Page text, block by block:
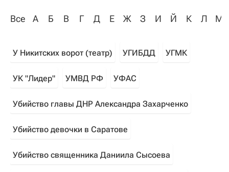
Все А Б В Г Д Е Ж З И Й К Л М
У Никитских ворот (театр) УГИБДД УГМК
УК "Лидер" УМВД РФ УФАС
Убийство главы ДНР Александра Захарченко
Убийство девочки в Саратове
Убийство священника Даниила Сысоева